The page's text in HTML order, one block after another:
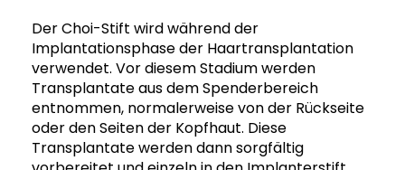
Der Choi-Stift wird während der
Implantationsphase der Haartransplantation
verwendet. Vor diesem Stadium werden
Transplantate aus dem Spenderbereich
entnommen, normalerweise von der Rückseite
oder den Seiten der Kopfhaut. Diese
Transplantate werden dann sorgfältig